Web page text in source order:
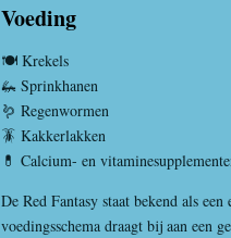
Voeding
🍽️ Krekels
🦗 Sprinkhanen
🪱 Regenwormen
🪳 Kakkerlakken
💊 Calcium- en
De Red Fantasy staat bekend als
voedingsschema draagt bij aan een